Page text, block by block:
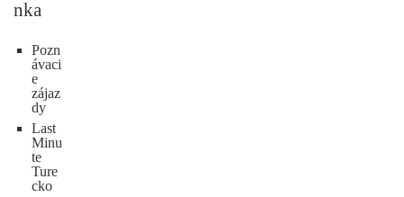
nka
Pozn
ávaci
e
zájaz
dy
Last
Minu
te
Ture
cko